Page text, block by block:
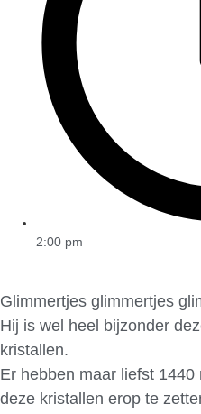
2:00 pm
Glimmertjes glimmertjes
Hij is wel heel bijzonder
kristallen.
Er hebben maar liefst
deze kristallen erop te